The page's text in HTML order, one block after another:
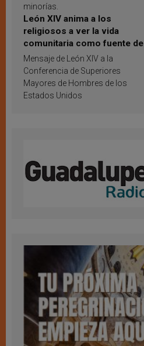
minorías.
León XIV anima a los
religiosos a ver la vida
comunitaria como fuente de
inspiración y santificación
Mensaje de León XIV a la
Conferencia de Superiores
Mayores de Hombres de los
Estados Unidos